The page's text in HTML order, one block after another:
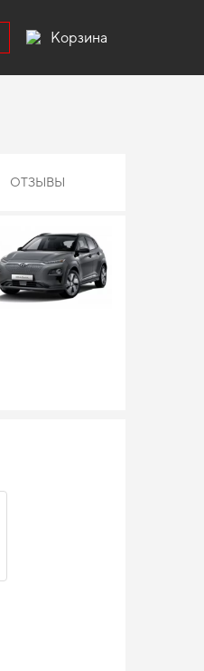
Корзина
ОТЗЫВЫ